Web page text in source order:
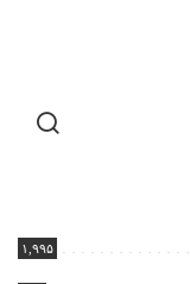
۱,۹۹۵